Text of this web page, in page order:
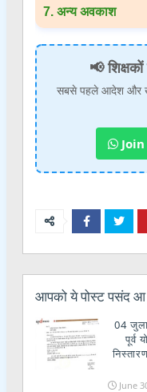
7. अन्य अवकाश
📢
सबसे पहले आदेश और
Join
आपको ये पोस्ट पसंद
04
पूर्व
June